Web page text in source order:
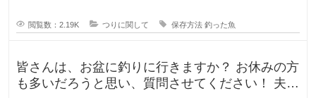
閲覧数：2.19K つりに関して 保存方法 釣った魚
皆さんは、お盆に釣りに行きますか？ お休みの方
も多いだろうと思い、質問させてください！ 夫曰